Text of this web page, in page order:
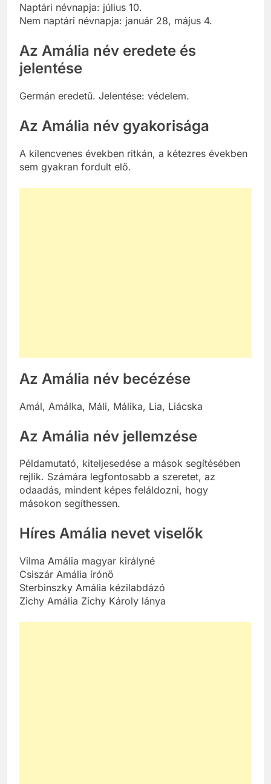
Naptári névnapja: július 10.
Nem naptári névnapja: január 28, május 4.
Az Amália név eredete és
jelentése
Germán eredetű. Jelentése: védelem.
Az Amália név gyakorisága
A kilencvenes években ritkán, a kétezres években
sem gyakran fordult elő.
Az Amália név becézése
Amál, Amálka, Máli, Málika, Lia, Liácska
Az Amália név jellemzése
Példamutató, kiteljesedése a mások segítésében
rejlik. Számára legfontosabb a szeretet, az
odaadás, mindent képes feláldozni, hogy
másokon segíthessen.
Híres Amália nevet viselők
Vilma Amália magyar királyné
Csiszár Amália írónő
Sterbinszky Amália kézilabdázó
Zichy Amália Zichy Károly lánya